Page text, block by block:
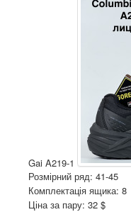
Gai A219-1
Розмірний ряд: 41-45
Комплектація ящика: 8
Ціна за пару: 32 $